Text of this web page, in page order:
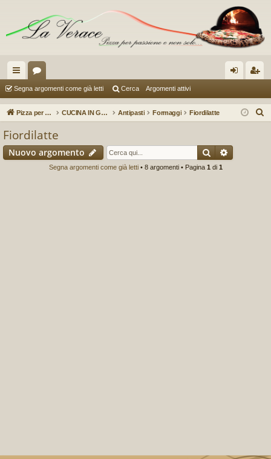
oll
eg
en
or
u in riv
Segna argomenti come già letti Cerca Argomenti attivi
Pizza per passione enon solo... CUCINA IN GENERE (a cura di Sauzer) Antipasti Formaggi Fiordilatte
Fiordilatte
Nuovo argomento Cerca
Segna argomenti come già letti• 8 argomenti • Pagina 1 di 1